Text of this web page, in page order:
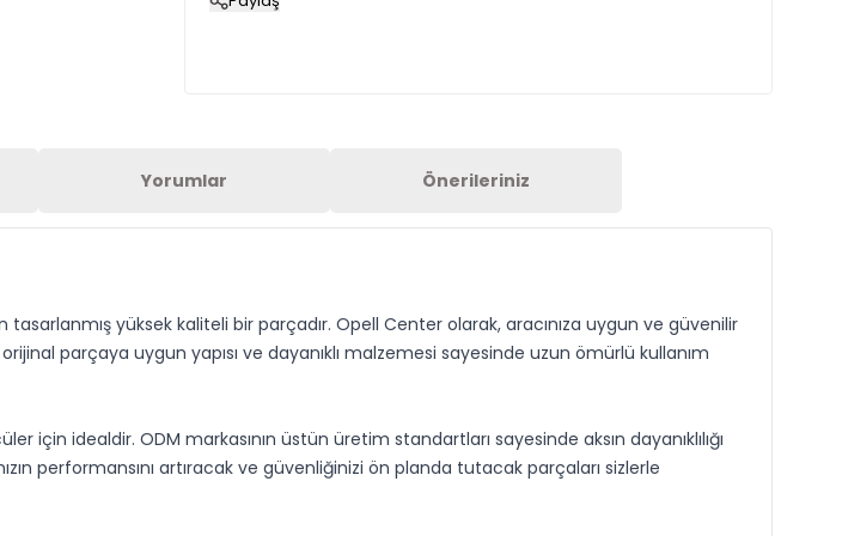
Yorumlar Önerileriniz
yüksek kaliteli bir parçadır. Opell Center olarak, aracınıza uygun ve güvenilir
parçaya uygun yapısı ve dayanıklı malzemesi sayesinde uzun ömürlü kullanım
idealdir. ODM markasının üstün üretim standartları sayesinde aksın dayanıklılığı
performansını artıracak ve güvenliğinizi ön planda tutacak parçaları sizlerle